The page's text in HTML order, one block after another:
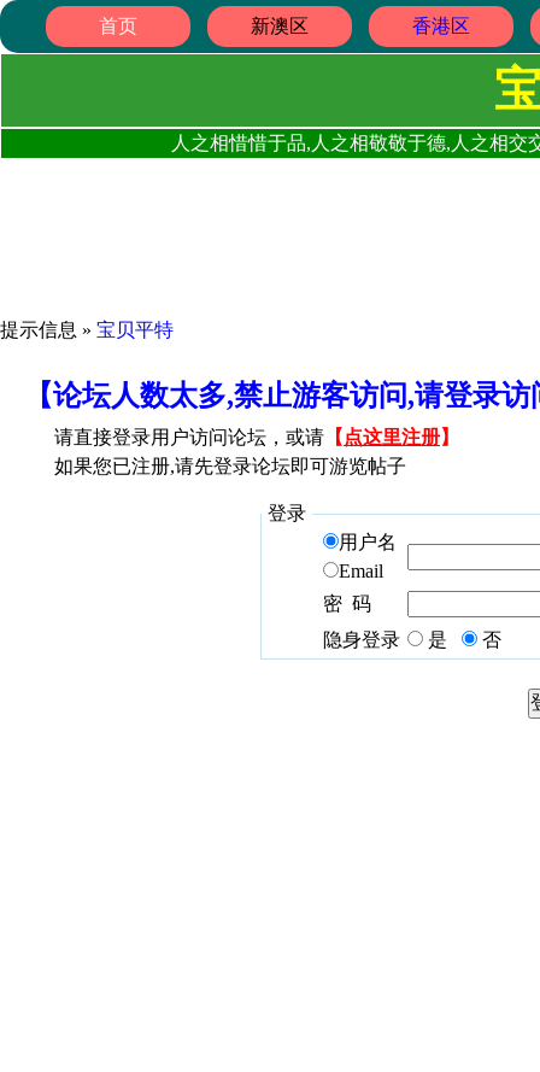
首页 新澳区 香港区
人之相惜惜于品,人之相敬敬于德,人之相
提示信息 » 宝贝平特
【论坛人数太多,禁止游客访问,请登录
请直接登录用户访问论坛，或请 【 点这里注册】
如果您已注册,请先登录论坛即可游览帖子
登录
用户名
Email
密 码
隐身登录
是 否